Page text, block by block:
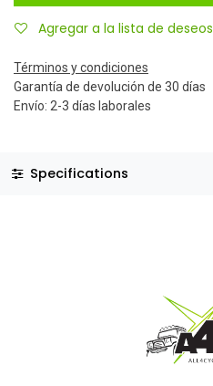
Agregar a la lista de deseos
Términos y condiciones
Garantía de devolución de 30 días
Envío: 2-3 días laborales
Specifications